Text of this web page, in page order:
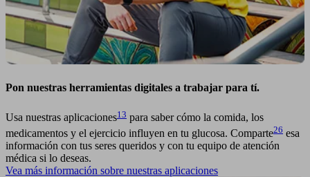
Pon nuestras herramientas digitales a trabajar para tí.
Usa nuestras aplicaciones13 para saber cómo la comida, los
medicamentos y el ejercicio influyen en tu glucosa. Comparte26 esa
información con tus seres queridos y con tu equipo de atención
médica si lo deseas.
Vea más información sobre nuestras aplicaciones